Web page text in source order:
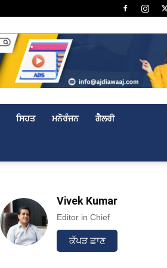
ਸਿਹਤ ਮਨੋਰੰਜਨ ਗੈਲਰੀ
Vivek Kumar
Editor in Chief
ਕੱਪੜ ਛਾਣ